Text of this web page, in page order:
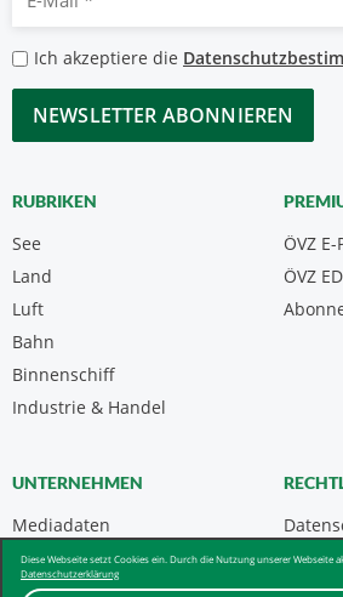
Diese Webseite setzt Cookies ein. Durch die Nutzung unserer Webseite
Datenschutzerklärung
Mail
*
Datenschutzbestimmungen
*
Ich akzeptiere die
CAPTCHA
RUBRIKEN
See
Land
Luft
Bahn
Binnenschiff
Industrie & Handel
ÖVZ
ÖVZ
UNTERNEHMEN
Mediadaten
Kontakt
Über uns & AGB